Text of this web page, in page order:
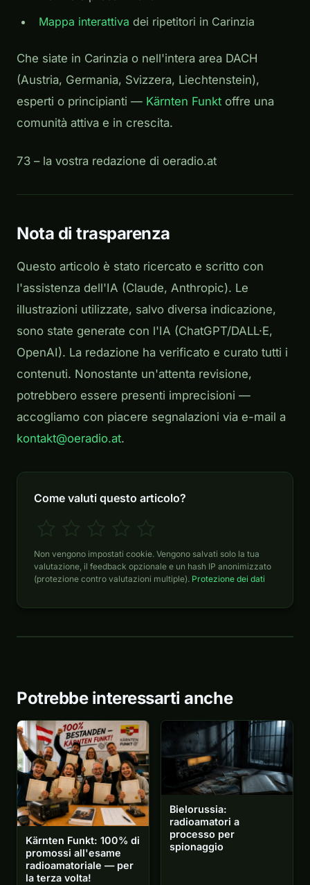
Mappa interattiva dei ripetitori in Carinzia
Che siate in Carinzia o nell'intera area DACH
(Austria, Germania, Svizzera, Liechtenstein),
esperti o principianti — Kärnten Funkt offre una
comunità attiva e in crescita.
73 – la vostra redazione di oeradio.at
Nota di trasparenza
Questo articolo è stato ricercato e scritto con
l'assistenza dell'IA (Claude, Anthropic). Le
illustrazioni utilizzate, salvo diversa indicazione,
sono state generate con l'IA (ChatGPT/DALL·E,
OpenAI). La redazione ha verificato e curato tutti i
contenuti. Nonostante un'attenta revisione,
potrebbero essere presenti imprecisioni —
accogliamo con piacere segnalazioni via e-mail a
kontakt@oeradio.at.
Come valuti questo articolo?
Non vengono impostati cookie. Vengono salvati solo la tua
valutazione, il feedback opzionale e un hash IP anonimizzato
(protezione contro valutazioni multiple). Protezione dei dati
Potrebbe interessarti anche
Kärnten Funkt: 100% di
promossi all'esame
radioamatoriale — per
la terza volta!
Bielorussia:
radioamatori a
processo per
spionaggio